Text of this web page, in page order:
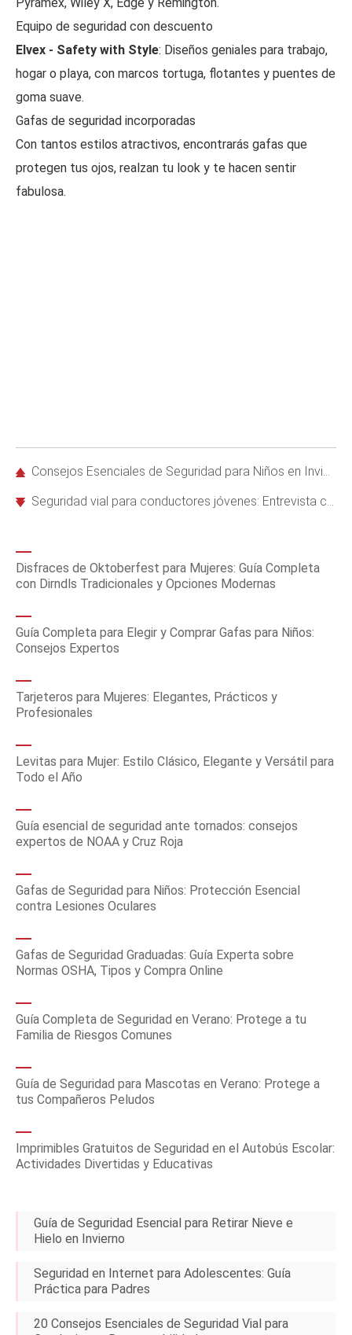
Equipo de seguridad con descuento
Elvex - Safety with Style: Diseños geniales para trabajo,
hogar o playa, con marcos tortuga, flotantes y puentes de
goma suave.
Gafas de seguridad incorporadas
Con tantos estilos atractivos, encontrarás gafas que
protegen tus ojos, realzan tu look y te hacen sentir
fabulosa.
Consejos Esenciales de Seguridad para Niños en Invierno: Protégelos del Frío y los Riesgos
Seguridad vial para conductores jóvenes: Entrevista con Bill Wade de Tire Rack Street Survival
Disfraces de Oktoberfest para Mujeres: Guía Completa
con Dirndls Tradicionales y Opciones Modernas
Guía Completa para Elegir y Comprar Gafas para Niños:
Consejos Expertos
Tarjeteros para Mujeres: Elegantes, Prácticos y
Profesionales
Levitas para Mujer: Estilo Clásico, Elegante y Versátil para
Todo el Año
Guía esencial de seguridad ante tornados: consejos
expertos de NOAA y Cruz Roja
Gafas de Seguridad para Niños: Protección Esencial
contra Lesiones Oculares
Gafas de Seguridad Graduadas: Guía Experta sobre
Normas OSHA, Tipos y Compra Online
Guía Completa de Seguridad en Verano: Protege a tu
Familia de Riesgos Comunes
Guía de Seguridad para Mascotas en Verano: Protege a
tus Compañeros Peludos
Imprimibles Gratuitos de Seguridad en el Autobús Escolar:
Actividades Divertidas y Educativas
Guía de Seguridad Esencial para Retirar Nieve e
Hielo en Invierno
Seguridad en Internet para Adolescentes: Guía
Práctica para Padres
20 Consejos Esenciales de Seguridad Vial para